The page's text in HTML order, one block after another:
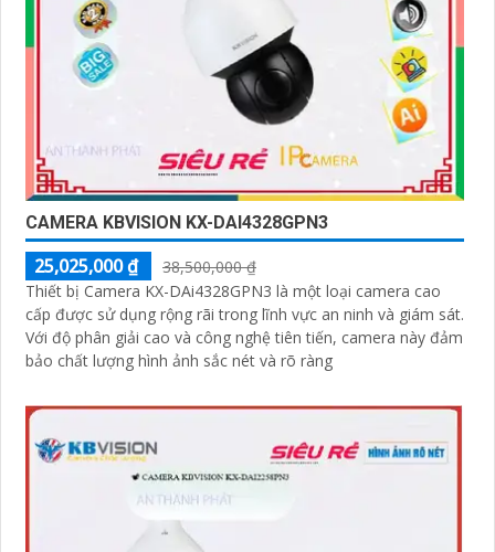
CAMERA KBVISION KX-DAI4328GPN3
25,025,000 ₫
38,500,000 ₫
Thiết bị Camera KX-DAi4328GPN3 là một loại camera cao
cấp được sử dụng rộng rãi trong lĩnh vực an ninh và giám sát.
Với độ phân giải cao và công nghệ tiên tiến, camera này đảm
bảo chất lượng hình ảnh sắc nét và rõ ràng